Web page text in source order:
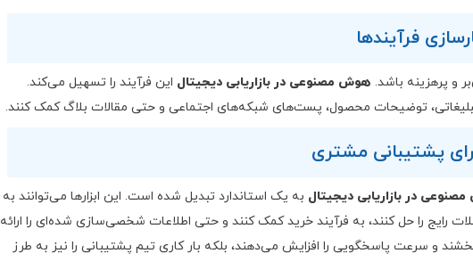
و پرهزینه باشد. هوش مصنوعی در بازاریابی دیجیتال این فرآیند را تسهیل می‌کند.
توضیحات محصول، پست‌های شبکه‌های اجتماعی و حتی مقالات بلاگ کمک کنند.
در بازاریابی دیجیتال به یک استاندارد تبدیل شده است. این ابزارها می‌توانند به
مشکلات رایج را حل کنند، به فرآیند خرید کمک کنند و حتی اطلاعات شخصی‌سازی شده‌ای را ارائه
و سرعت پاسخگویی را افزایش می‌دهند، بلکه بار کاری تیم پشتیبانی را نیز به طرز